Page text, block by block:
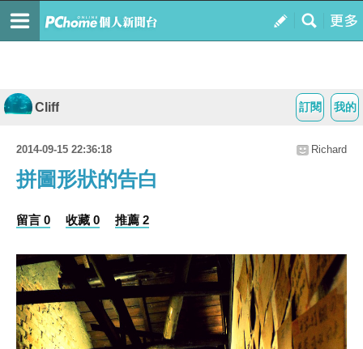
我的
訂閱
Cliff
2014-09-15 22:36:18 Richard
拼圖形狀的告白
留言 0 收藏 0 推薦 2